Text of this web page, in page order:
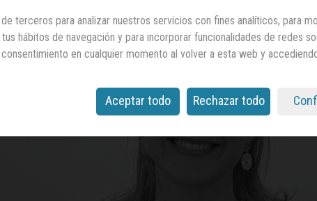
terceros para analizar nuestros servicios con fines analíticos, para
hábitos de navegación y para incorporar funcionalidades de redes
consentimiento en cualquier momento al volver a esta web y
Aceptar todo Rechazar todo